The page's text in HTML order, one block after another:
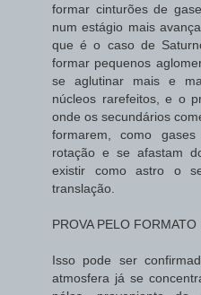
formar cinturões de
num estágio mais
que é o caso de
formar pequenos
se aglutinar mais e
núcleos rarefeitos, e o
onde os secundários
formarem, como
rotação e se afastam
existir como astro o
translação.
PROVA PELO
Isso pode ser
atmosfera já se